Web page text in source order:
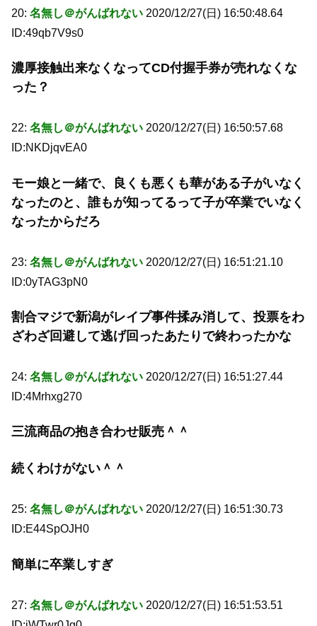
20: 名無し＠がんばれない 2020/12/27(日) 16:50:48.64
ID:49qb7V9s0
濃厚接触出来なくなってCD付握手券が売れなくな
った？
22: 名無し＠がんばれない 2020/12/27(日) 16:50:57.68
ID:NKDjqvEA0
モー娘と一緒で、良くも悪くも華がある子がいなく
なったのと、誰もが知ってるって子が卒業でいなく
なったからだろ
23: 名無し＠がんばれない 2020/12/27(日) 16:51:21.10
ID:0yTAG3pN0
割合マジで新潟がレイプ事件揉み消して、投票をわ
ざわざ回避して逃げ回ったあたりで終わったかな
24: 名無し＠がんばれない 2020/12/27(日) 16:51:27.44
ID:4Mrhxg270
三流商品の抱き合わせ販売＾＾
続くわけがない＾＾
25: 名無し＠がんばれない 2020/12/27(日) 16:51:30.73
ID:E44SpOJH0
簡単に卒業しすぎ
27: 名無し＠がんばれない 2020/12/27(日) 16:51:53.51